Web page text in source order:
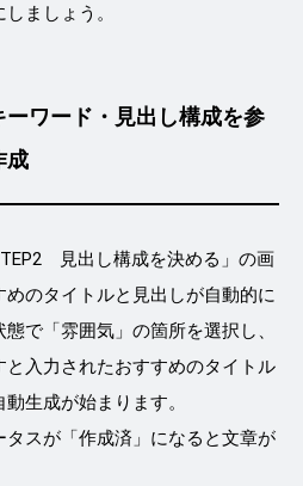
ましょう。
ワード・見出し構成を参
成
見出し構成を決める」の画
のタイトルと見出しが自動的に
で「雰囲気」の箇所を選択し、
入力されたおすすめのタイトル
生成が始まります。
タスが「作成済」になると文章が